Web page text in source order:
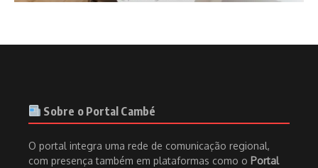
Sobre o Portal Cambé
O portal integra uma rede de comunicação regional,
com presença também em plataformas como o Portal